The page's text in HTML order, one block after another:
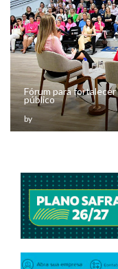
Fórum para
público
by